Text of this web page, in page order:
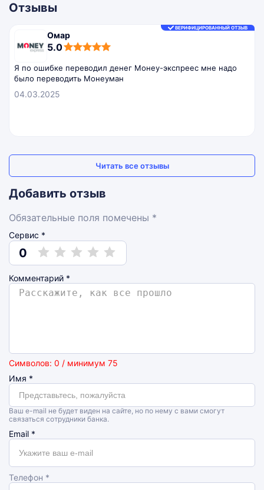
Отзывы
ВЕРИФИЦИРОВАННЫЙ ОТЗЫВ
Омар
5.0
5,0
Я по ошибке переводил денег Монеу-экспреес мне надо
было переводить Монеуман
04.03.2025
Читать все отзывы
Добавить отзыв
Обязательные поля помечены *
Сервис *
0
Комментарий *
Символов: 0 / минимум 75
Имя *
Ваш e-mail не будет виден на сайте, но по нему с вами смогут
связаться сотрудники банка.
Email *
Телефон *